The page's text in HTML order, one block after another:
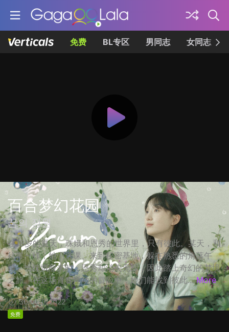
免费 BL专区 男同志 女同志
百合梦幻花园
꿈의 정원
在18岁的夏天，珠娥和恩秀的世界里，只有彼此。某天，和
往常一样，她们逃课、来到秘密基地，躲在熟悉的角落午
睡。当珠娥醒来时，恩秀却消失无踪，因此踏上奇幻的梦境
之旅。在这场青春悸动的冒险中，她们能找到彼此... More
30m韩国2022
免费